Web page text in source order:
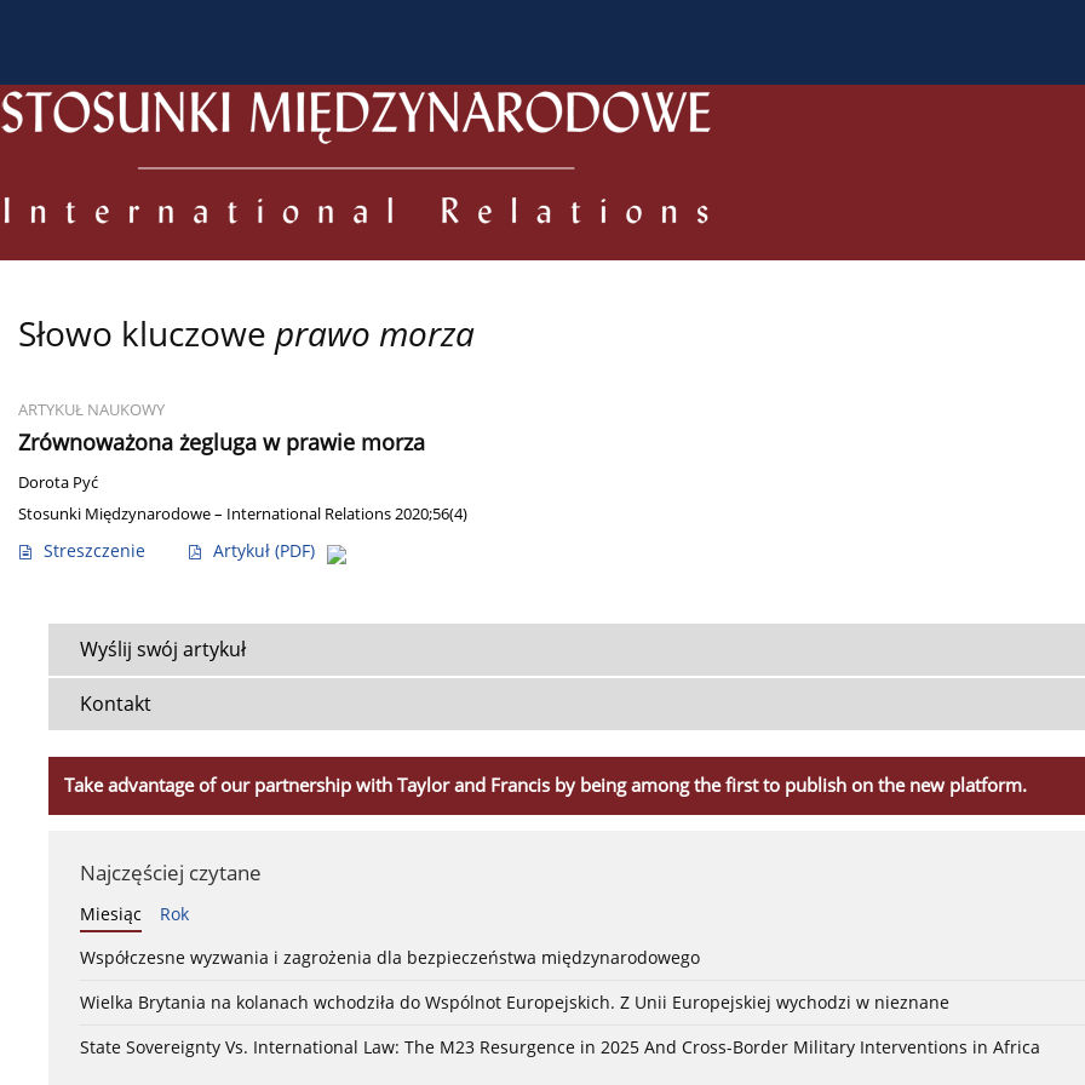
Słowo kluczowe prawo morza
ARTYKUŁ NAUKOWY
Zrównoważona żegluga w prawie morza
Dorota Pyć
Stosunki Międzynarodowe – International Relations 2020;56(4)
Streszczenie Artykuł (PDF)
Wyślij swój artykuł
Kontakt
Take advantage of our partnership with Taylor and Francis by being among the first to publish on the new platform.
Najczęściej czytane
Miesiąc
Rok
Współczesne wyzwania i zagrożenia dla bezpieczeństwa międzynarodowego
Wielka Brytania na kolanach wchodziła do Wspólnot Europejskich. Z Unii Europejskiej wychodzi w nieznane
State Sovereignty Vs. International Law: The M23 Resurgence in 2025 And Cross-Border Military Interventions in Africa